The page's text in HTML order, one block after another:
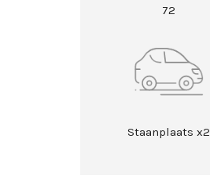
72
Staanplaats x2